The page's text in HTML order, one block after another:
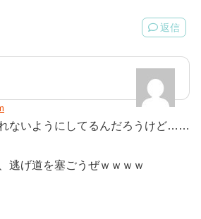
返信
ないようにしてるんだろうけど……
逃げ道を塞ごうぜｗｗｗｗ